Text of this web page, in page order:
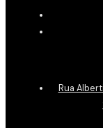
Rua